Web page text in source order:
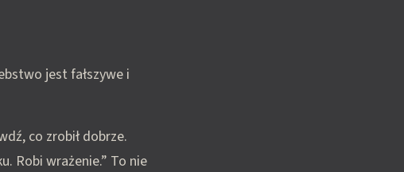
jest fałszywe i
co zrobił dobrze.
Robi wrażenie.” To nie